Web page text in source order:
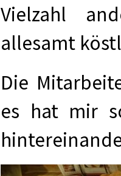
Vielzahl
allesamt
Die
es hat mir